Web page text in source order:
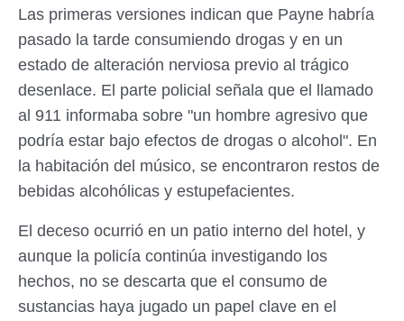
Las primeras versiones indican que Payne habría
pasado la tarde consumiendo drogas y en un
estado de alteración nerviosa previo al trágico
desenlace. El parte policial señala que el llamado
al 911 informaba sobre "un hombre agresivo que
podría estar bajo efectos de drogas o alcohol". En
la habitación del músico, se encontraron restos de
bebidas alcohólicas y estupefacientes.
El deceso ocurrió en un patio interno del hotel, y
aunque la policía continúa investigando los
hechos, no se descarta que el consumo de
sustancias haya jugado un papel clave en el